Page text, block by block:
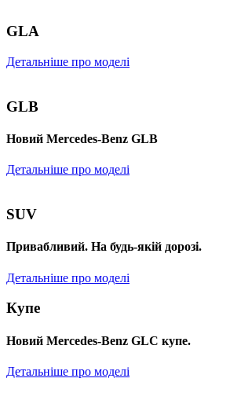
GLA
Детальніше про моделі
GLB
Новий Mercedes-Benz GLB
Детальніше про моделі
SUV
Привабливий. На будь-якій дорозі.
Детальніше про моделі
Купе
Новий Mercedes-Benz GLС купе.
Детальніше про моделі